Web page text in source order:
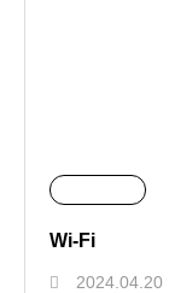
Wi-Fi
2024.04.20